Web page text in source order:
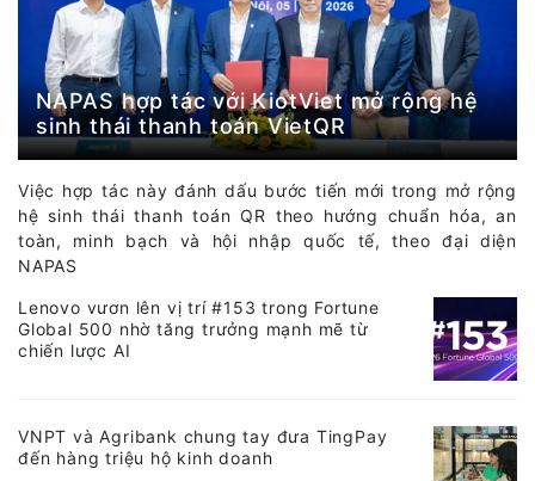
NAPAS hợp tác với KiotViet mở rộng hệ
sinh thái thanh toán VietQR
Việc hợp tác này đánh dấu bước tiến mới trong mở rộng
hệ sinh thái thanh toán QR theo hướng chuẩn hóa, an
toàn, minh bạch và hội nhập quốc tế, theo đại diện
NAPAS
Lenovo vươn lên vị trí #153 trong Fortune
Global 500 nhờ tăng trưởng mạnh mẽ từ
chiến lược AI
VNPT và Agribank chung tay đưa TingPay
đến hàng triệu hộ kinh doanh